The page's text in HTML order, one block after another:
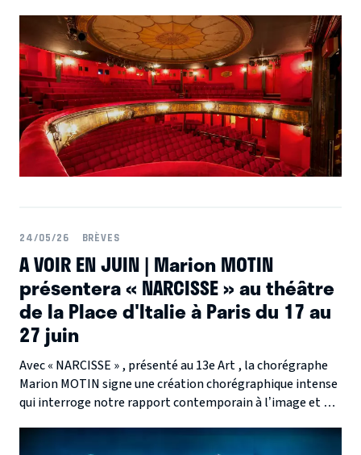
agendas.
24/05/26 BRÈVES
A VOIR EN JUIN | Marion MOTIN
présentera « NARCISSE » au théâtre
de la Place d'Italie à Paris du 17 au
27 juin
Avec « NARCISSE » , présenté au 13e Art , la chorégraphe
Marion MOTIN signe une création chorégraphique intense
qui interroge notre rapport contemporain à l’image et à